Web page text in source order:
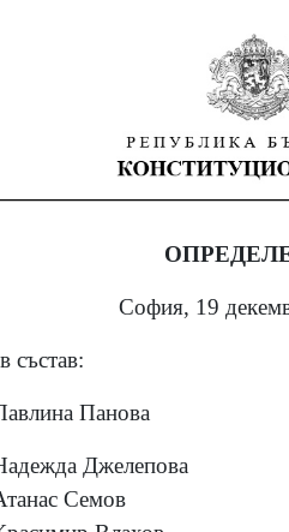
София, 19
състав:
Панова
Джелепова
Семов